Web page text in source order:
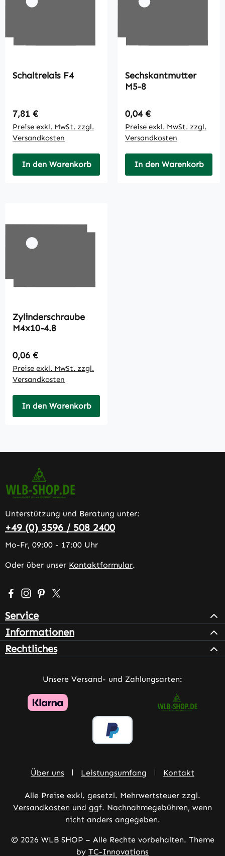
Schaltrelais F4
Regulärer Preis:
7,81 €
Preise exkl. MwSt. zzgl.
Versandkosten
In den Warenkorb
Sechskantmutter
M5-8
Regulärer Preis:
0,04 €
Preise exkl. MwSt. zzgl.
Versandkosten
In den Warenkorb
Zylinderschraube
M4x10-4.8
Regulärer Preis:
0,06 €
Preise exkl. MwSt. zzgl.
Versandkosten
In den Warenkorb
Unterstützung und Beratung unter:
+49 (0) 3596 / 508 2400
Mo-Fr, 09:00 - 17:00 Uhr
Oder über unser Kontaktformular.
Besuche uns auf Facebook – öffnet in neuem Tab
Schau auf Instagram vorbei – öffnet in neuem Tab
Lass dich auf Pinterest inspirieren – öffnet in
Folge uns auf X – öffnet in neuem Tab
Service
Informationen
Rechtliches
Unsere Versand- und Zahlungsarten:
Über uns Leistungsumfang Kontakt
Alle Preise exkl. gesetzl. Mehrwertsteuer zzgl.
Versandkosten und ggf. Nachnahmegebühren, wenn
nicht anders angegeben.
© 2026 WLB SHOP – Alle Rechte vorbehalten. Theme
by TC-Innovations